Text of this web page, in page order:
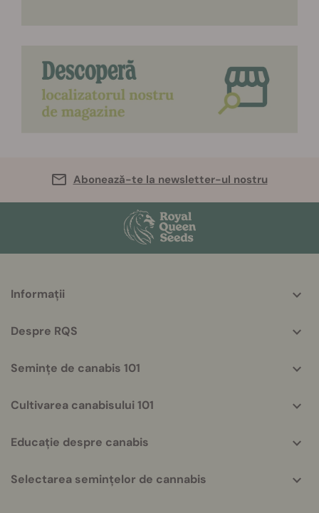
Abonează-te la newsletter-ul nostru
helpful
Informații
Despre RQS
Semințe de canabis 101
Cultivarea canabisului 101
Educație despre canabis
Selectarea semințelor de cannabis